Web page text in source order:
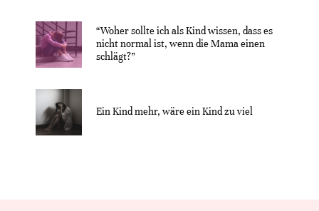
“Woher sollte ich als Kind wissen, dass es
nicht normal ist, wenn die Mama einen
schlägt?”
Ein Kind mehr, wäre ein Kind zu viel